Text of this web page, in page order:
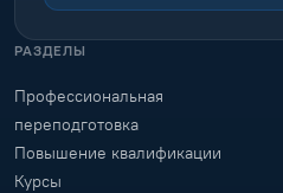
РАЗДЕЛЫ
Профессиональная
переподготовка
Повышение квалификации
Курсы